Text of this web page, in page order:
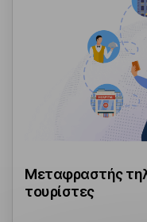
Μεταφραστής
τουρίστες